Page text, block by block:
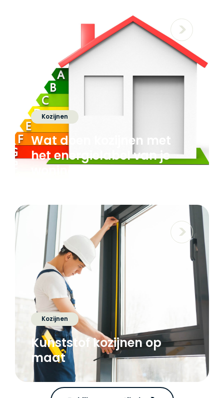
Kozijnen
Wat doen kozijnen met
het energielabel van je
woning?
Kozijnen
Kunststof kozijnen op
maat